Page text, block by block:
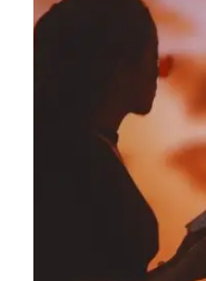
cobrança
ritmo).